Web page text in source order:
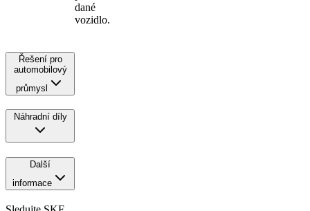
dané
vozidlo.
Řešení pro
automobilový
průmysl
Náhradní díly
Další
informace